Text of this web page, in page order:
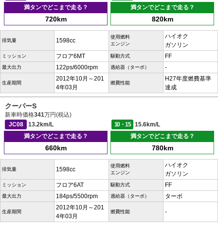
満タンでどこまで走る？
720km
満タンでどこまで走る？
820km
排気量 1598cc
使用燃料
エンジン
ハイオク
ガソリン
ミッション フロア6MT 駆動方式 FF
最大出力 122ps/6000rpm 過給器（ターボ） -
生産期間
2012年10月～201
4年03月
燃費性能
H27年度燃費基準
達成
クーパーS
新車時価格341万円(税込)
JC08
13.2km/L 10・15
15.6km/L
満タンでどこまで走る？
660km
満タンでどこまで走る？
780km
排気量 1598cc
使用燃料
エンジン
ハイオク
ガソリン
ミッション フロア6AT 駆動方式 FF
最大出力 184ps/5500rpm 過給器（ターボ） ターボ
生産期間
2012年10月～201
4年03月
燃費性能 -